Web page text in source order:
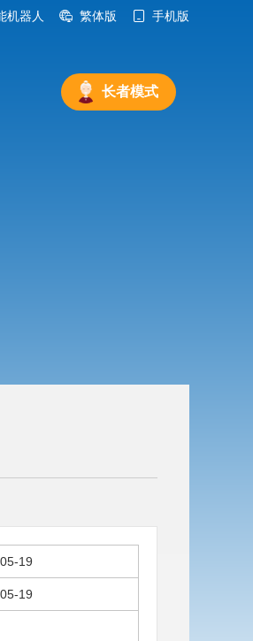
机器人 繁体版 手机版
长者模式
19
19